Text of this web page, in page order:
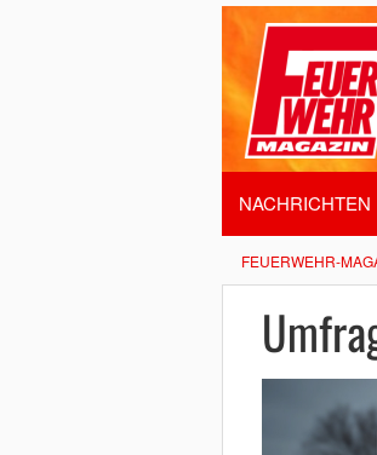
NACHRICHTEN
FEUERWEHR-